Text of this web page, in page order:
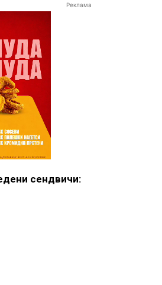
Реклама
сендвичи: